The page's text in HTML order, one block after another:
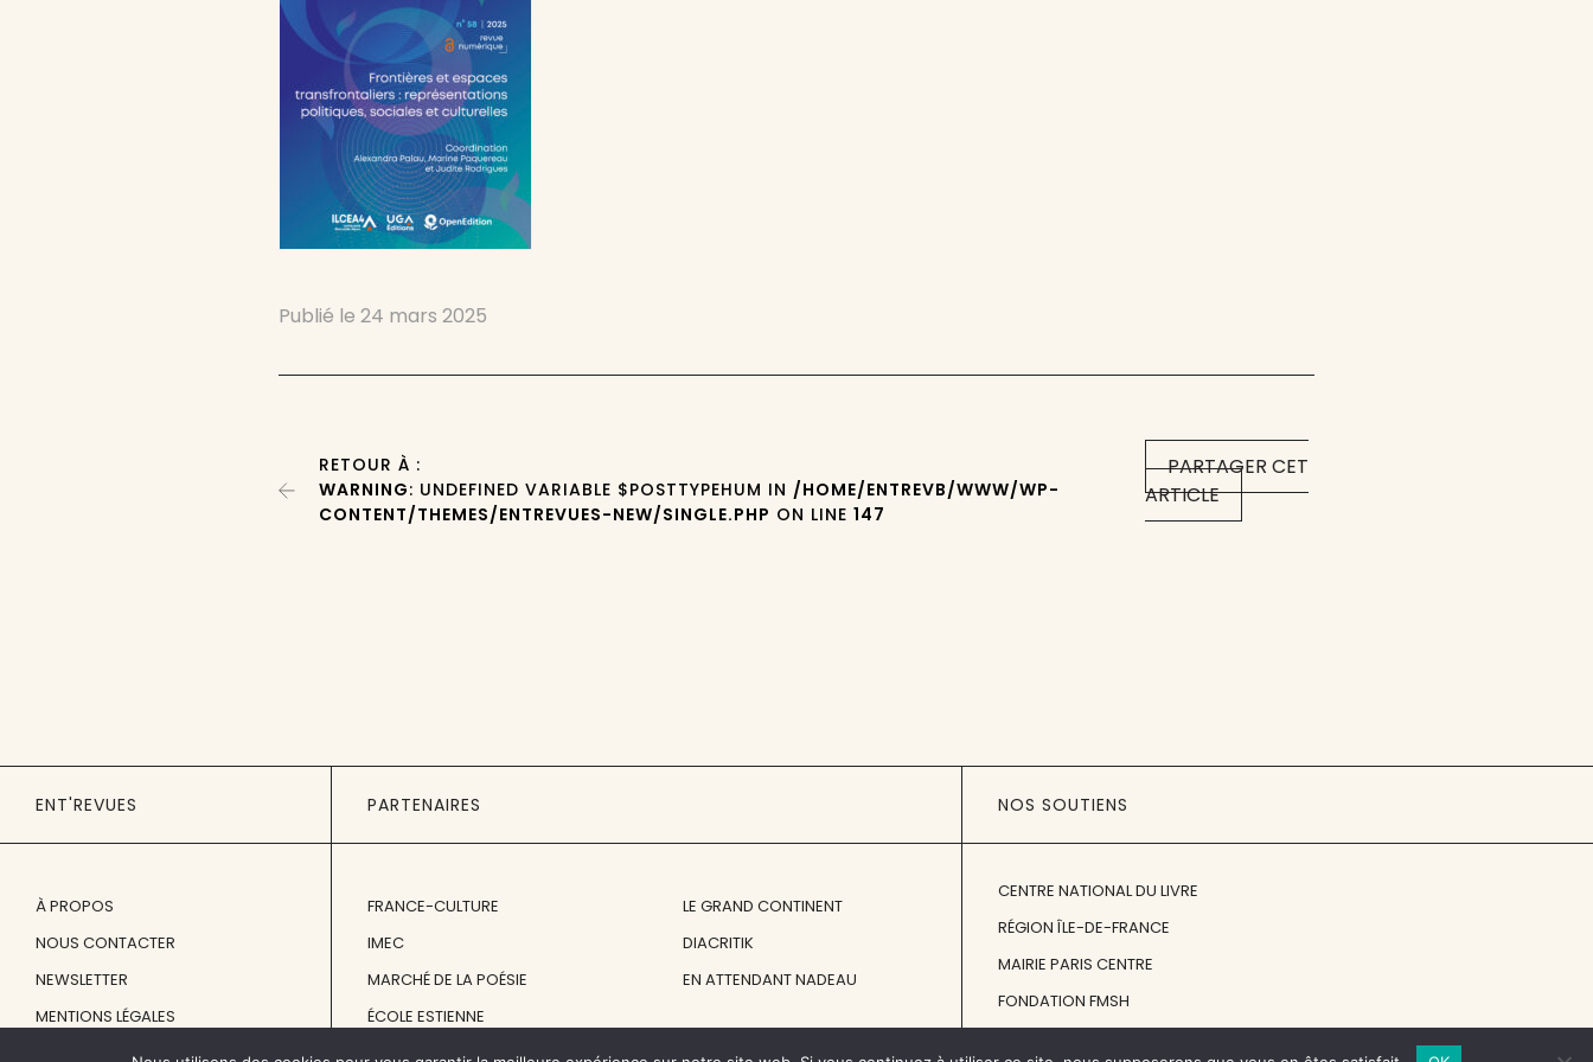
Publié le24 mars 2025
PARTAGER CET
ARTICLE
RETOUR À :
WARNING: UNDEFINED VARIABLE $POSTTYPEHUM IN /HOME/ENTREVB/WWW/WP-
CONTENT/THEMES/ENTREVUES-NEW/SINGLE.PHP ON LINE147
ENT'REVUES
À PROPOS
NOUS CONTACTER
NEWSLETTER
MENTIONS LÉGALES
PARTENAIRES
FRANCE-CULTURE
IMEC
MARCHÉ DE LA POÉSIE
ÉCOLE ESTIENNE
LE GRAND CONTINENT
DIACRITIK
EN ATTENDANT NADEAU
NOS SOUTIENS
CENTRE NATIONAL DU LIVRE
RÉGION ÎLE-DE-FRANCE
MAIRIE PARIS CENTRE
FONDATION FMSH